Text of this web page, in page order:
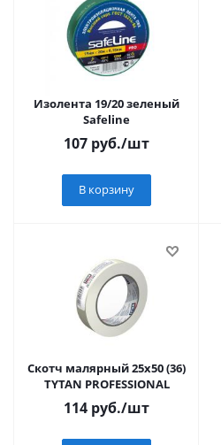
Изолента 19/20 зеленый
Safeline
107 руб./шт
В корзину
Скотч малярный 25х50 (36)
TYTAN PROFESSIONAL
114 руб./шт